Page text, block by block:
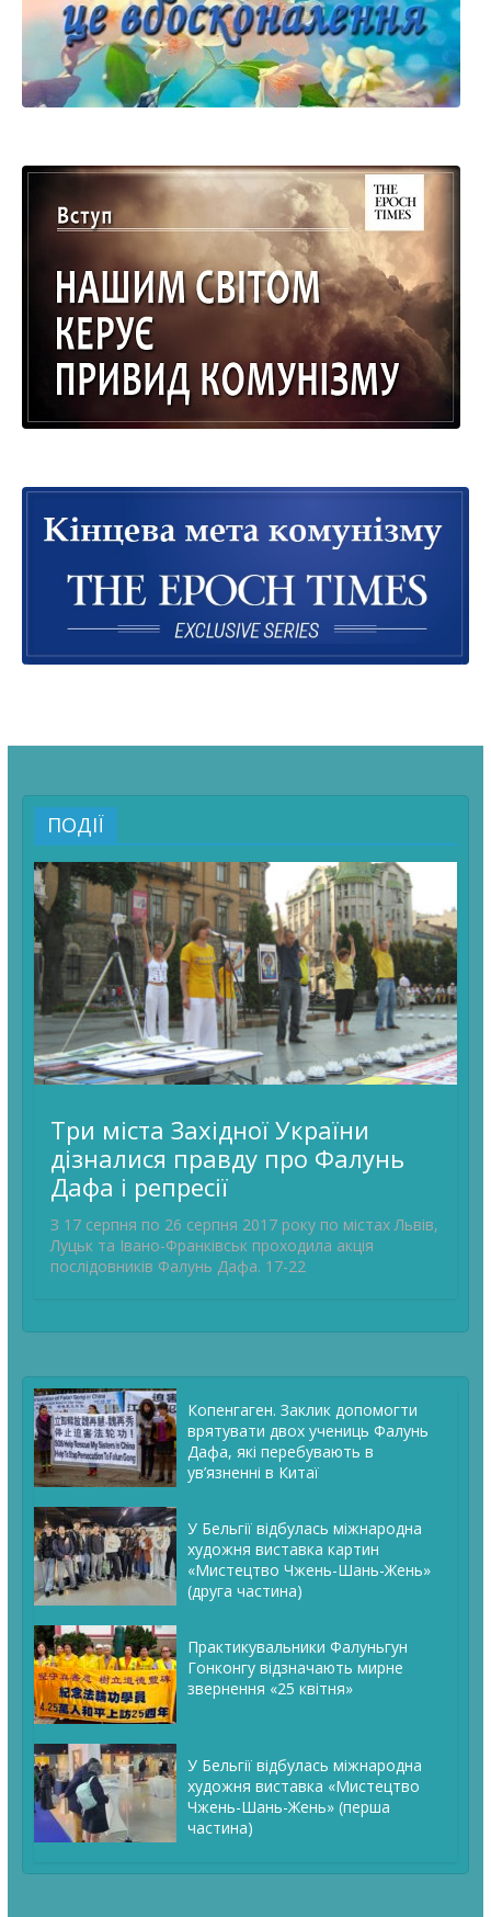
ПОДІЇ
Три міста Західної України
дізналися правду про Фалунь
Дафа і репресії
З 17 серпня по 26 серпня 2017 року по містах Львів,
Луцьк та Івано-Франківськ проходила акція
послідовників Фалунь Дафа. 17-22
Копенгаген. Заклик допомогти
врятувати двох учениць Фалунь
Дафа, які перебувають в
ув’язненні в Китаї
У Бельгії відбулась міжнародна
художня виставка картин
«Мистецтво Чжень-Шань-Жень»
(друга частина)
Практикувальники Фалуньгун
Гонконгу відзначають мирне
звернення «25 квітня»
У Бельгії відбулась міжнародна
художня виставка «Мистецтво
Чжень-Шань-Жень» (перша
частина)